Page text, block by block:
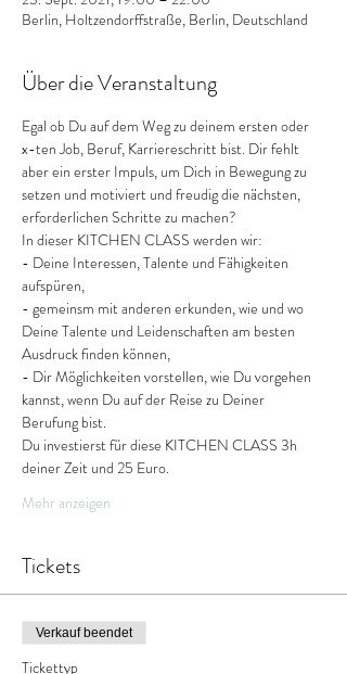
Berlin, Holtzendorffstraße, Berlin, Deutschland
Über die Veranstaltung
Egal ob Du auf dem Weg zu deinem ersten oder
x-ten Job, Beruf, Karriereschritt bist. Dir fehlt
aber ein erster Impuls, um Dich in Bewegung zu
setzen und motiviert und freudig die nächsten,
erforderlichen Schritte zu machen?
In dieser KITCHEN CLASS werden wir:
- Deine Interessen, Talente und Fähigkeiten
aufspüren,
- gemeinsm mit anderen erkunden, wie und wo
Deine Talente und Leidenschaften am besten
Ausdruck finden können,
- Dir Möglichkeiten vorstellen, wie Du vorgehen
kannst, wenn Du auf der Reise zu Deiner
Berufung bist.
Du investierst für diese KITCHEN CLASS 3h
deiner Zeit und 25 Euro.
Mehr anzeigen
Tickets
Verkauf beendet
Tickettyp